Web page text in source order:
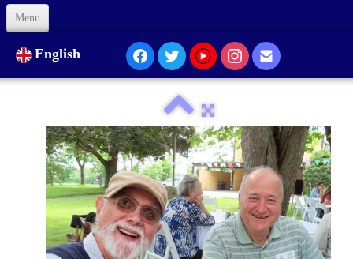
Menu
Welcome
About Us
Formation
Animation
Links
English